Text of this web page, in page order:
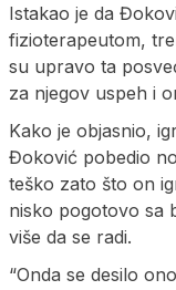
Istakao je da
fizioterapeutom,
su upravo ta
za njegov uspeh i
Kako je objasnio,
Đoković pobedio
teško zato što on
nisko pogotovo sa
više da se radi.
“Onda se desilo